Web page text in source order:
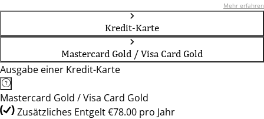
Mehr erfahren
Kredit-Karte
Mastercard Gold / Visa Card Gold
Ausgabe einer Kredit-Karte
Mastercard Gold / Visa Card Gold
Zusätzliches Entgelt €78.00 pro Jahr